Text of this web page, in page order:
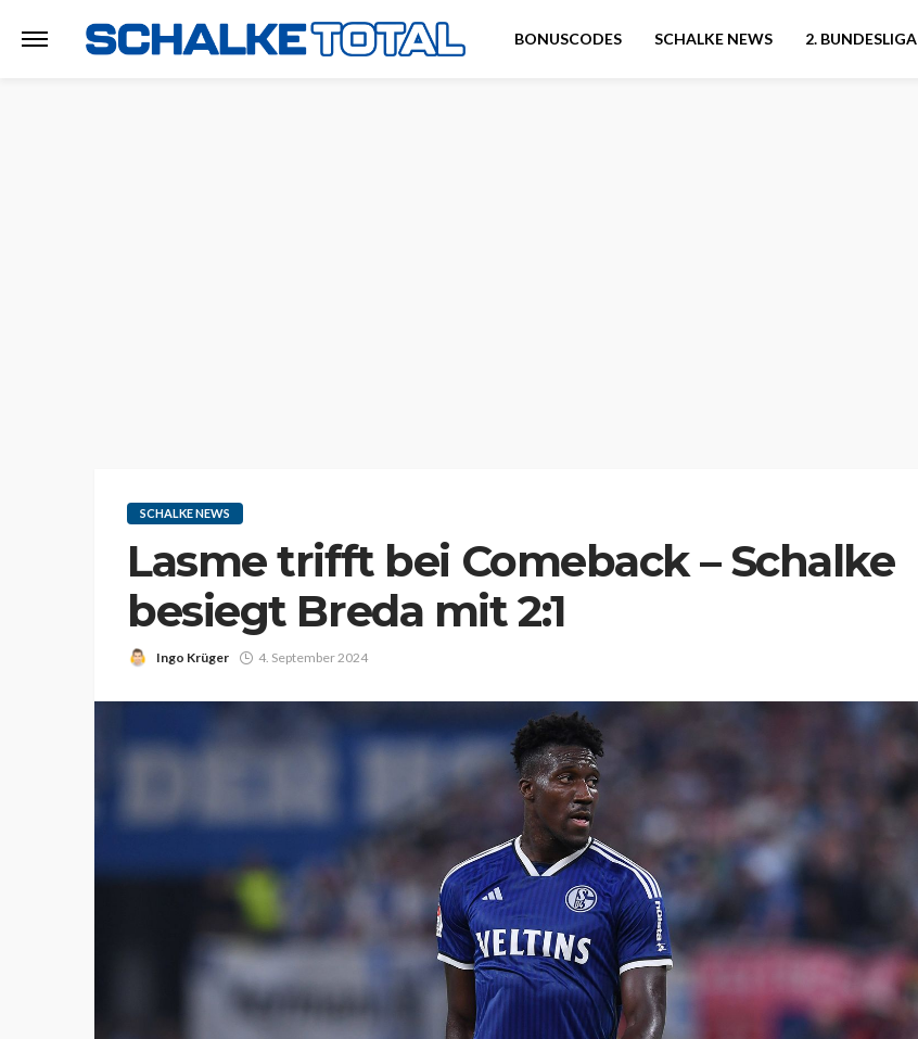
BONUSCODES SCHALKE NEWS 2. BUNDESLIGA
SCHALKE NEWS
Lasme trifft bei Comeback – Schalke
besiegt Breda mit 2:1
Ingo Krüger 4. September 2024